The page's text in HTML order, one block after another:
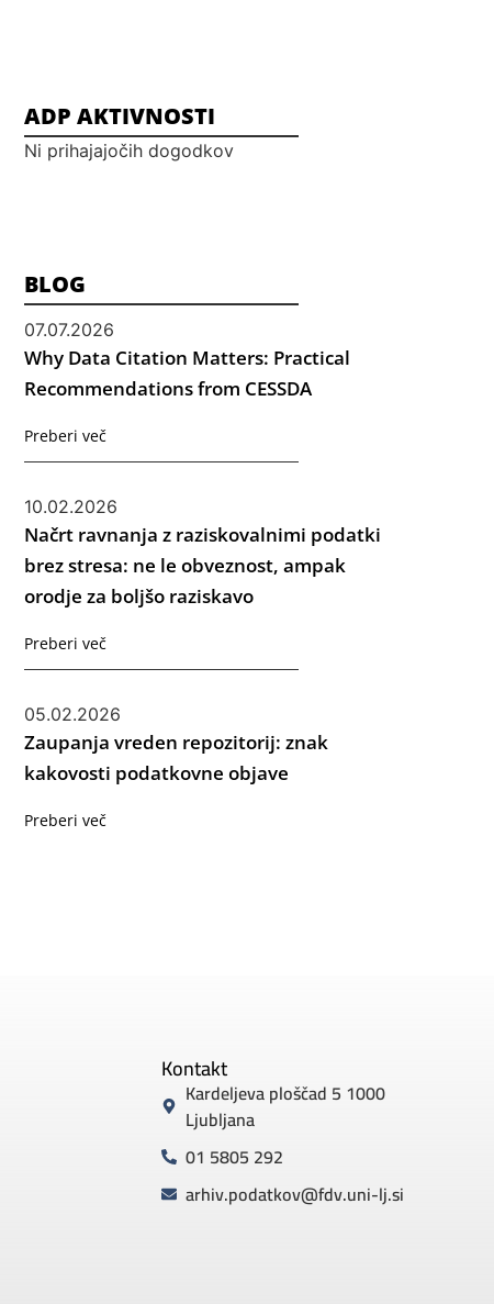
ADP AKTIVNOSTI
Ni prihajajočih dogodkov
BLOG
07.07.2026
Why Data Citation Matters: Practical
Recommendations from CESSDA
Preberi več
10.02.2026
Načrt ravnanja z raziskovalnimi podatki
brez stresa: ne le obveznost, ampak
orodje za boljšo raziskavo
Preberi več
05.02.2026
Zaupanja vreden repozitorij: znak
kakovosti podatkovne objave
Preberi več
Kontakt
Kardeljeva ploščad 5 1000
Ljubljana
01 5805 292
arhiv.podatkov@fdv.uni-lj.si